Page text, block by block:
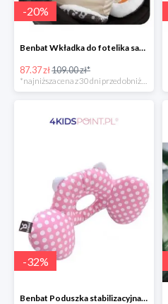
-20%
Benbat Wkładka do fotelika samochodowego
87.37 zł109.00 zł*
*najniższa cena z 30 dni przed obniżką
-32%
Benbat Poduszka stabilizacyjna Pink/Dots